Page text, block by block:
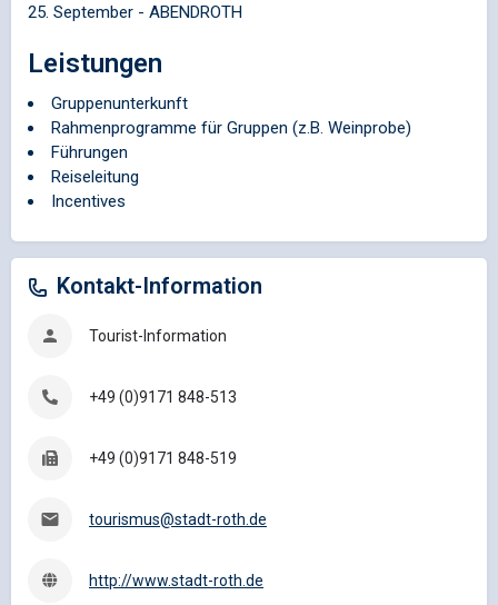
25. September - ABENDROTH
Leistungen
Gruppenunterkunft
Rahmenprogramme für Gruppen (z.B. Weinprobe)
Führungen
Reiseleitung
Incentives
Kontakt-Information
Tourist-Information
+49 (0)9171 848-513
+49 (0)9171 848-519
tourismus@stadt-roth.de
http://www.stadt-roth.de